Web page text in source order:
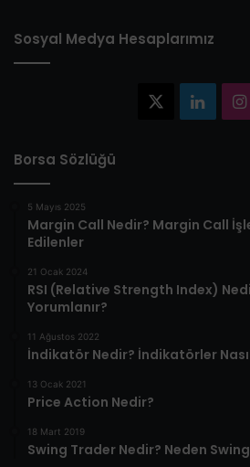
Sosyal Medya Hesaplarımız
Borsa Sözlüğü
5 Mayıs 2025
​Margin Call Nedir? Margin Call
Edilenler​
21 Ocak 2024
RSI (Relative Strength Index)
Yorumlanır?
11 Ağustos 2022
İndikatör Nedir? İndikatörler Nasıl
13 Ocak 2021
Price Action Nedir?
18 Mart 2019
Swing Trader Nedir? Neden